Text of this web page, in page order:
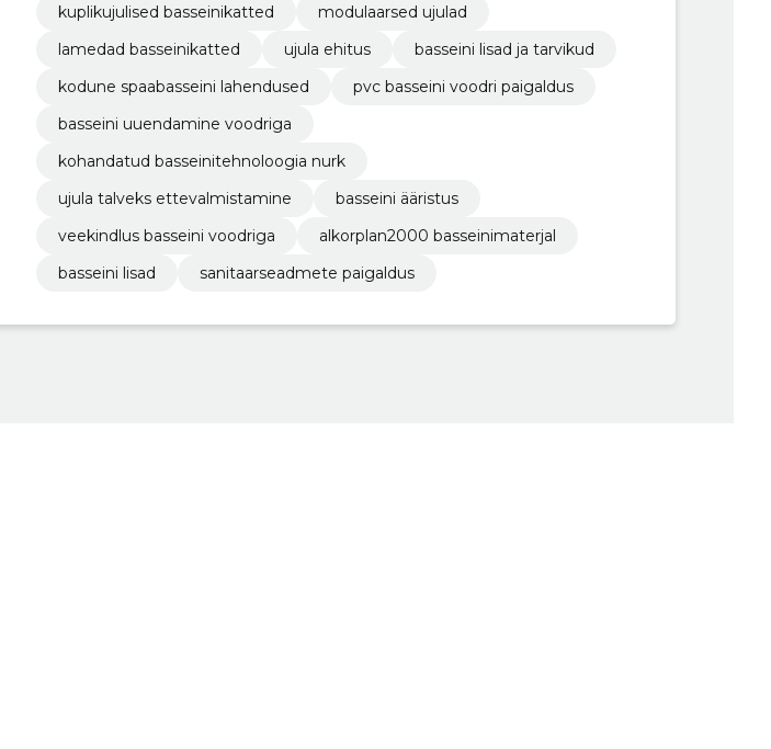
kuplikujulised basseinikatted
modulaarsed ujulad
lamedad basseinikatted
ujula ehitus
basseini lisad ja tarvikud
kodune spaabasseini lahendused
pvc basseini voodri paigaldus
basseini uuendamine voodriga
kohandatud basseinitehnoloogia nurk
ujula talveks ettevalmistamine
basseini ääristus
veekindlus basseini voodriga
alkorplan2000 basseinimaterjal
basseini lisad
sanitaarseadmete paigaldus